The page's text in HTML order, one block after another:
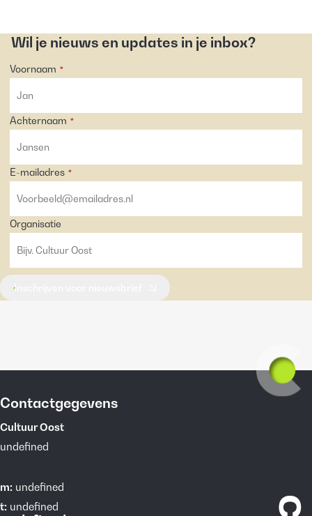
Wil je nieuws en updates in je inbox?
Voornaam *
Achternaam *
E-mailadres *
Organisatie
Inschrijven voor nieuwsbrief
Contactgegevens
Cultuur Oost
undefined
m: undefined
t: undefined